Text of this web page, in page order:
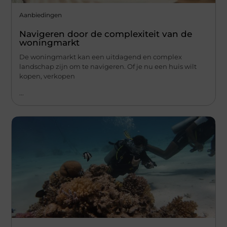
Aanbiedingen
Navigeren door de complexiteit van de
woningmarkt
De woningmarkt kan een uitdagend en complex
landschap zijn om te navigeren. Of je nu een huis wilt
kopen, verkopen